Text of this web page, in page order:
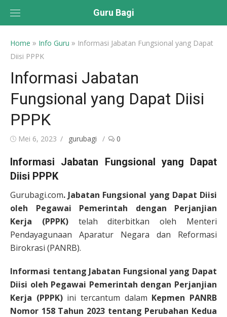
Guru Bagi
Home » Info Guru » Informasi Jabatan Fungsional yang Dapat
Diisi PPPK
Informasi Jabatan
Fungsional yang Dapat Diisi
PPPK
PostedMei 6, 2023 Author
gurubagi 0
Informasi Jabatan Fungsional yang Dapat
Diisi PPPK
Gurubagi.com. Jabatan Fungsional yang Dapat Diisi
oleh Pegawai Pemerintah dengan Perjanjian
Kerja (PPPK) telah diterbitkan oleh Menteri
Pendayagunaan Aparatur Negara dan Reformasi
Birokrasi (PANRB).
Informasi tentang Jabatan Fungsional yang Dapat
Diisi oleh Pegawai Pemerintah dengan Perjanjian
Kerja (PPPK)ini tercantum dalam Kepmen PANRB
Nomor 158 Tahun 2023 tentang Perubahan Kedua